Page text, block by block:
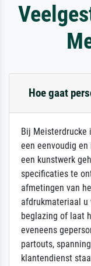
Hoe gaat
Bij Meisterdrucke
een eenvoudig
een kunstwerk
specificaties te
afmetingen van
afdrukmateriaal u
beglazing of laat
eveneens
partouts,
klantendienst